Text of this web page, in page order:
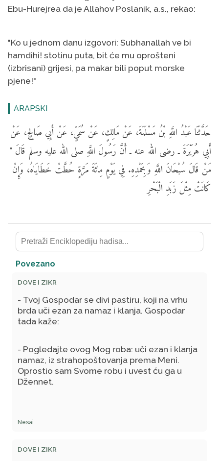
Ebu-Hurejrea da je Allahov Poslanik, a.s., rekao:
"Ko u jednom danu izgovori: Subhanallah ve bi
hamdihi! stotinu puta, bit će mu oprošteni
(izbrisani) grijesi, pa makar bili poput morske
pjene!"
ARAPSKI
حَدَّثَنَا عَبْدُ اللَّهِ بْنُ مَسْلَمَةَ، عَنْ مَالِكٍ، عَنْ سُمَىٍّ، عَنْ أَبِي صَالِحٍ، عَنْ
أَبِي هُرَيْرَةَ ـ رضى الله عنه ـ أَنَّ رَسُولَ اللَّهِ صلى الله عليه وسلم قَالَ "
مَنْ قَالَ سُبْحَانَ اللَّهِ وَبِحَمْدِهِ. فِي يَوْمٍ مِائَةَ مَرَّةٍ حُطَّتْ خَطَايَاهُ، وَإِنْ
كَانَتْ مِثْلَ زَبَدِ الْبَحْرِ
Povezano
DOVE I ZIKR
- Tvoj Gospodar se divi pastiru, koji na vrhu
brda uči ezan za namaz i klanja. Gospodar
tada kaže:
- Pogledajte ovog Mog roba: uči ezan i klanja
namaz, iz strahopoštovanja prema Meni.
Oprostio sam Svome robu i uvest ću ga u
Džennet.
Nesai
DOVE I ZIKR